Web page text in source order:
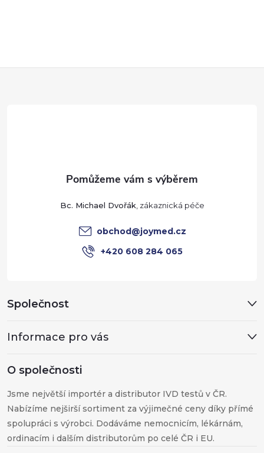
Bc. Michael Dvořák
obchod@joymed.cz
+420 608 284 065
Společnost
Informace pro vás
O společnosti
Jsme největší importér a distributor IVD testů v ČR.
Nabízíme nejširší sortiment za výjimečné ceny díky přímé
spolupráci s výrobci. Dodáváme nemocnicím, lékárnám,
ordinacím i dalším distributorům po celé ČR i EU.